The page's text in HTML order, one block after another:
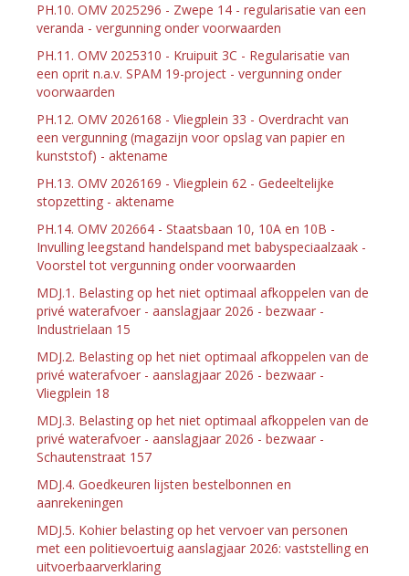
PH.10. OMV 2025296 - Zwepe 14 - regularisatie van een
veranda - vergunning onder voorwaarden
PH.11. OMV 2025310 - Kruipuit 3C - Regularisatie van
een oprit n.a.v. SPAM 19-project - vergunning onder
voorwaarden
PH.12. OMV 2026168 - Vliegplein 33 - Overdracht van
een vergunning (magazijn voor opslag van papier en
kunststof) - aktename
PH.13. OMV 2026169 - Vliegplein 62 - Gedeeltelijke
stopzetting - aktename
PH.14. OMV 202664 - Staatsbaan 10, 10A en 10B -
Invulling leegstand handelspand met babyspeciaalzaak -
Voorstel tot vergunning onder voorwaarden
MDJ.1. Belasting op het niet optimaal afkoppelen van de
privé waterafvoer - aanslagjaar 2026 - bezwaar -
Industrielaan 15
MDJ.2. Belasting op het niet optimaal afkoppelen van de
privé waterafvoer - aanslagjaar 2026 - bezwaar -
Vliegplein 18
MDJ.3. Belasting op het niet optimaal afkoppelen van de
privé waterafvoer - aanslagjaar 2026 - bezwaar -
Schautenstraat 157
MDJ.4. Goedkeuren lijsten bestelbonnen en
aanrekeningen
MDJ.5. Kohier belasting op het vervoer van personen
met een politievoertuig aanslagjaar 2026: vaststelling en
uitvoerbaarverklaring